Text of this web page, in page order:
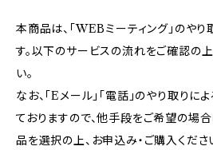
本商品は、「WEBミーティング」のや
す。以下のサービスの流れをご確認の
い。
なお、「Eメール」「電話」のやり取り
ておりますので、他手段をご希望の場
品を選択の上、お申込み・ご購入くださ